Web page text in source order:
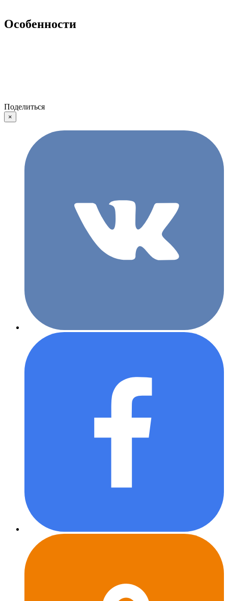
Особенности
Поделиться
×